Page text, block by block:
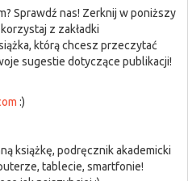
Sprawdź nas! Zerknij w poniższy
z zakładki
którą chcesz przeczytać
sugestie dotyczące publikacji!
:)
książkę, podręcznik akademicki
tablecie, smartfonie!